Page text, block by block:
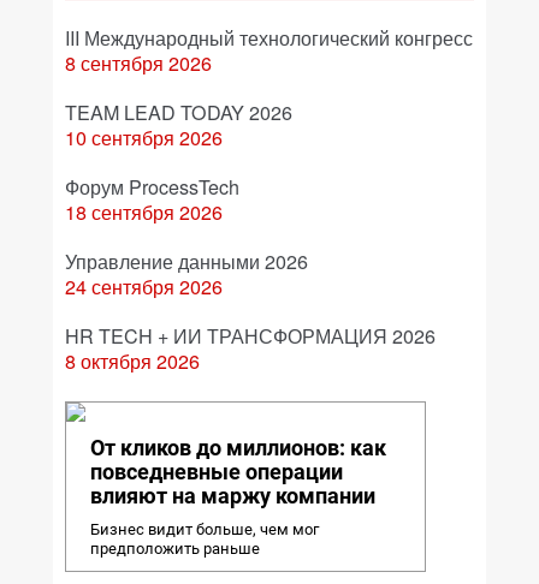
III Международный технологический конгресс
8 сентября 2026
TEAM LEAD TODAY 2026
10 сентября 2026
Форум ProcessTech
18 сентября 2026
Управление данными 2026
24 сентября 2026
HR TECH + ИИ ТРАНСФОРМАЦИЯ 2026
8 октября 2026
От кликов до миллионов: как
повседневные операции
влияют на маржу компании
Бизнес видит больше, чем мог
предположить раньше